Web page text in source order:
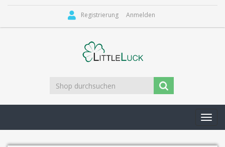
Registrierung Anmelden